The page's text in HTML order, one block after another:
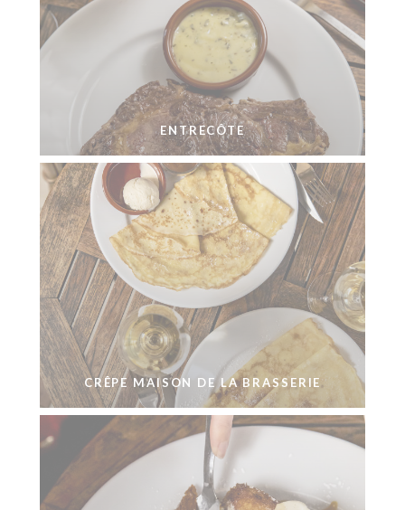
ENTRECÔTE
CRÊPE MAISON DE LA BRASSERIE